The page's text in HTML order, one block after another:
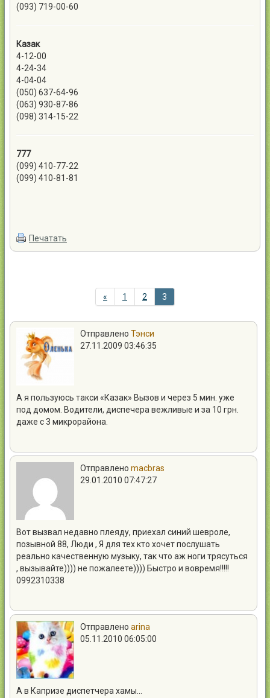
(093) 719-00-60
Казак
4-12-00
4-24-34
4-04-04
(050) 637-64-96
(063) 930-87-86
(098) 314-15-22
777
(099) 410-77-22
(099) 410-81-81
Печатать
« 1 2 3
Отправлено Тэнси
27.11.2009 03:46:35
А я пользуюсь такси «Казак» Вызов и через 5 мин. уже
под домом. Водители, диспечера вежливые и за 10 грн.
даже с 3 микрорайона.
Отправлено macbras
29.01.2010 07:47:27
Вот вызвал недавно плеяду, приехал синий шевроле,
позывной 88, Люди , Я для тех кто хочет послушать
реально качественную музыку, так что аж ноги трясуться
, вызывайте)))) не пожалеете)))) Быстро и вовремя!!!!!
0992310338
Отправлено arina
05.11.2010 06:05:00
А в Капризе диспетчера хамы…